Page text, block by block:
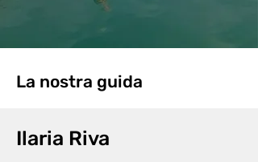
La nostra guida
Ilaria Riva